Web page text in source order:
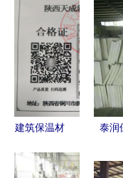
建筑保温材
现场检查指
泰润
品质